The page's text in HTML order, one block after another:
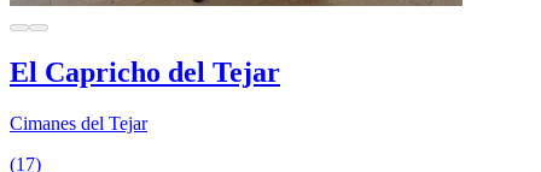
El Capricho del Tejar
Cimanes del Tejar
(17)